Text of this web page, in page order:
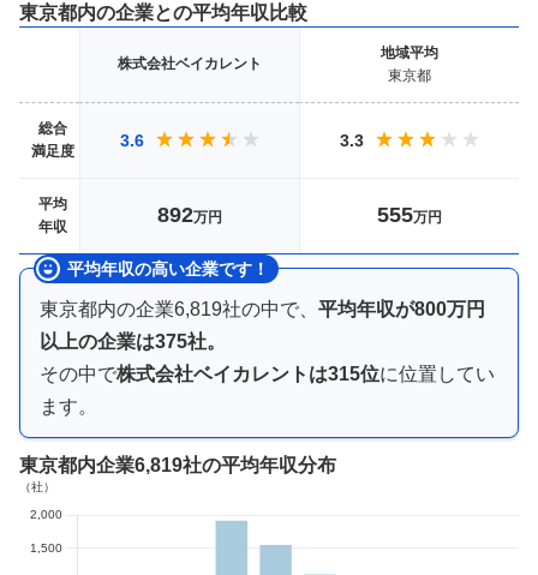
東京都内の企業との平均年収比較
株式会社ベイカレント
地域平均
東京都
総合
満足度
3.6 3.3
平均
年収
892万円 555万円
平均年収の高い企業です！
東京都内の企業6,819社の中で、 平均年収が800万円
以上の企業は375社。
その中で株式会社ベイカレント は315位に位置してい
ます。
東京都内企業6,819社の平均年収分布